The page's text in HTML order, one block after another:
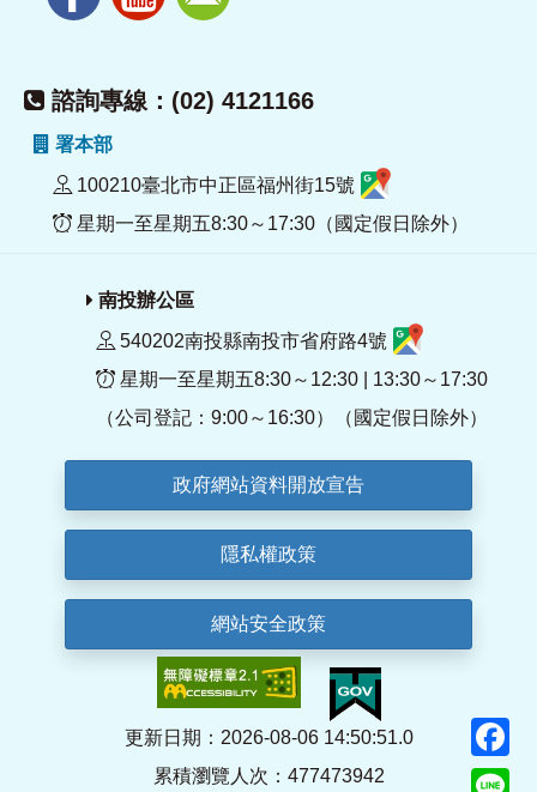
諮詢專線：(02) 4121166
署本部
100210臺北市中正區福州街15號
星期一至星期五8:30～17:30（國定假日除外）
南投辦公區
540202南投縣南投市省府路4號
星期一至星期五8:30～12:30 | 13:30～17:30
（公司登記：9:00～16:30）（國定假日除外）
政府網站資料開放宣告
隱私權政策
網站安全政策
更新日期：2026-08-06 14:50:51.0
累積瀏覽人次：477473942